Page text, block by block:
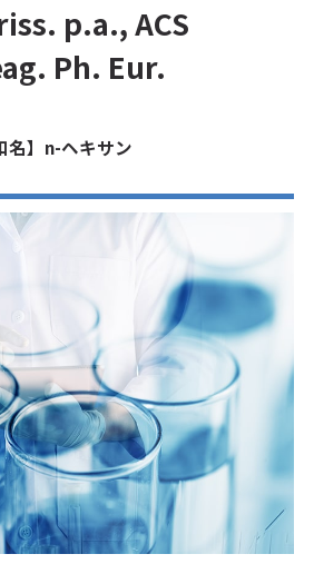
p.a., ACS
Ph. Eur.
名】n-ヘキサン